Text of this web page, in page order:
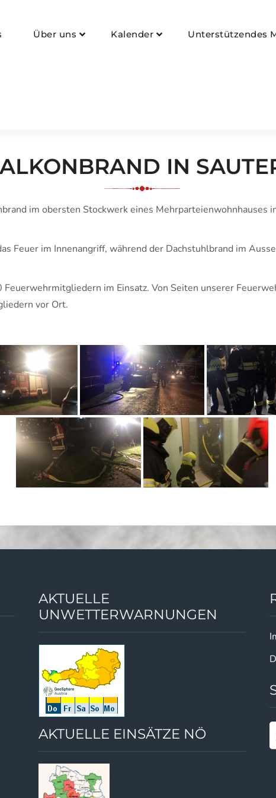
Über uns Kalender Unterstützendes
IN
im obersten Stockwerk eines Mehrparteienwohnhauses
Feuer im Innenangriff, während der Dachstuhlbrand im
im Einsatz. Von Seiten unserer
vor Ort.
AKTUELLE
UNWETTERWARNUNGEN
AKTUELLE EINSÄTZE NÖ